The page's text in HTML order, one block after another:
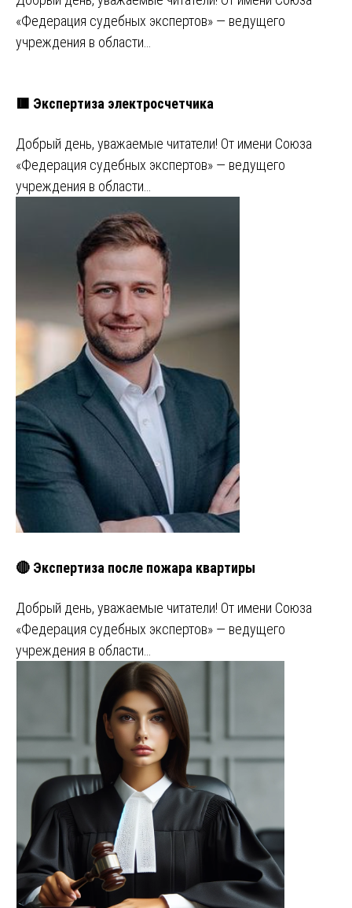
«Федерация судебных экспертов» — ведущего
учреждения в области…
🟥 Экспертиза электросчетчика
Добрый день, уважаемые читатели! От имени Союза
«Федерация судебных экспертов» — ведущего
учреждения в области…
🔴 Экспертиза после пожара квартиры
Добрый день, уважаемые читатели! От имени Союза
«Федерация судебных экспертов» — ведущего
учреждения в области…